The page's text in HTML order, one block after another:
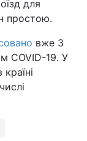
для
простою.
вже 3
COVID-19. У